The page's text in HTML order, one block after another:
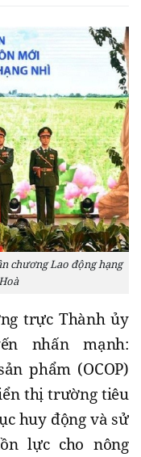
chương Lao động hạng
trực Thành ủy
nhấn mạnh:
phẩm (OCOP)
thị trường tiêu
huy động và sử
lực cho nông